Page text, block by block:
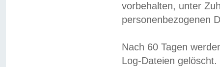
vorbehalten, unter
personenbezogenen
Nach 60 Tagen
Log-Dateien